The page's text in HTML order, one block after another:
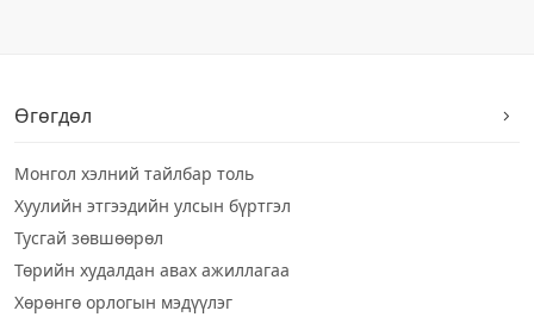
Өгөгдөл
Монгол хэлний тайлбар толь
Хуулийн этгээдийн улсын бүртгэл
Тусгай зөвшөөрөл
Төрийн худалдан авах ажиллагаа
Хөрөнгө орлогын мэдүүлэг